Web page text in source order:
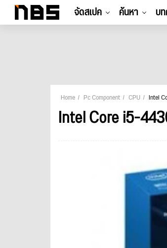
จัดสเปค ค้นหา บ
Home Pc Component CPU Intel
Intel Core i5-